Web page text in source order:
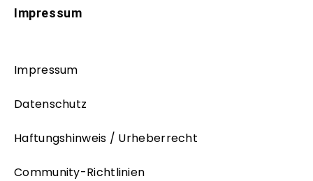
Impressum
Impressum
Datenschutz
Haftungshinweis / Urheberrecht
Community-Richtlinien